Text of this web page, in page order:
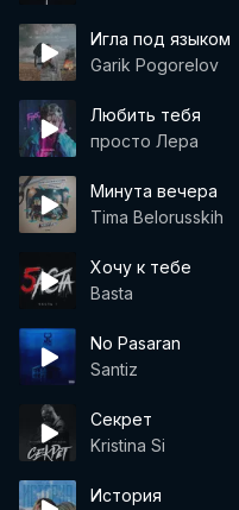
Игла под языком
Garik Pogorelov
Любить тебя
просто Лера
Минута вечера
Tima Belorusskih
Хочу к тебе
Basta
No Pasaran
Santiz
Секрет
Kristina Si
История